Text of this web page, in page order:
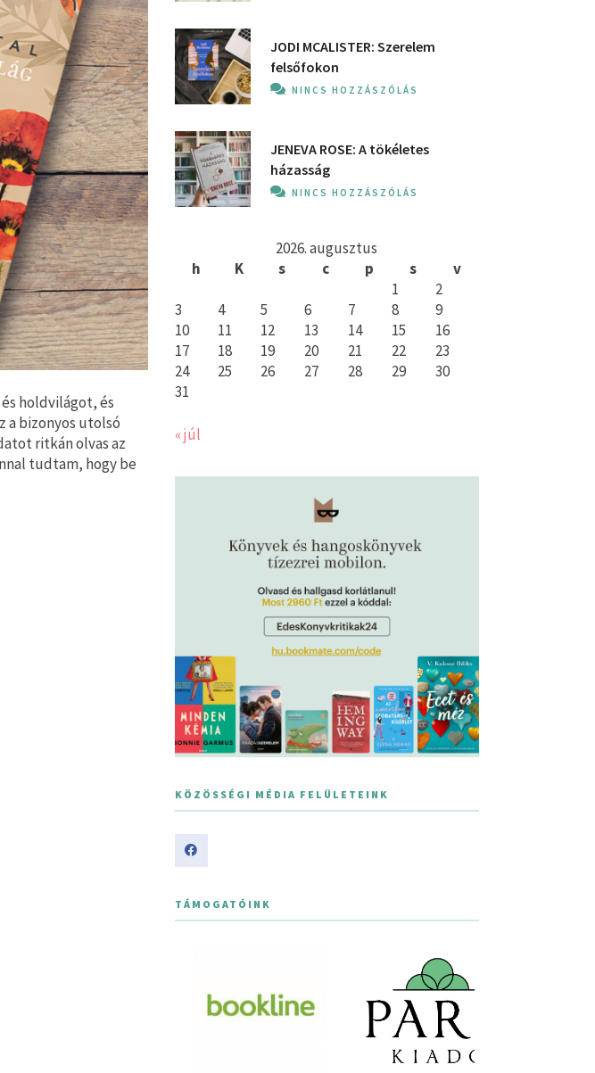
holdvilágot, és
a bizonyos utolsó
ritkán olvas az
tudtam, hogy be
JODI MCALISTER: Szerelem
felsőfokon
NINCS HOZZÁSZÓLÁS
JENEVA ROSE: A ​tökéletes
házasság
NINCS HOZZÁSZÓLÁS
2026. augusztus
h
K s c p s
v
1
2
3
4 5 6 7 8
9
10
11 12 13 14 15
16
17
18 19 20 21 22
23
24
25 26 27 28 29
30
31
« júl
KÖZÖSSÉGI MÉDIA FELÜLETEINK
TÁMOGATÓINK